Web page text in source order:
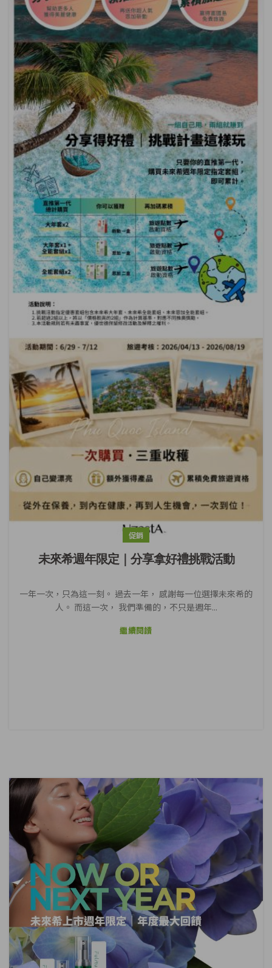
促銷
未來希週年限定｜分享拿好禮挑戰活動
一年一次，只為這一刻。 過去一年， 感謝每一位選擇未來希的
人。 而這一次， 我們準備的，不只是週年...
繼續閱讀